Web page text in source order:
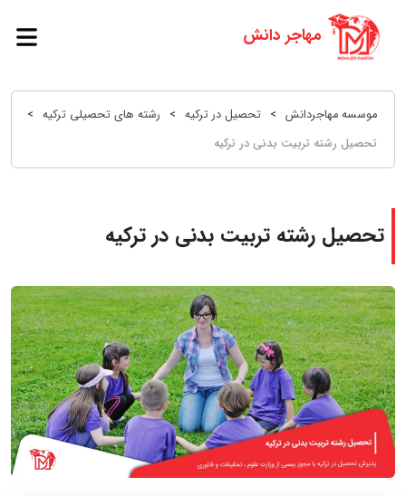
موسسه مهاجردانش > تحصیل در ترکیه > رشته های تحصیلی ترکیه >
تحصیل رشته تربیت بدنی در ترکیه
تحصیل رشته تربیت بدنی در ترکیه